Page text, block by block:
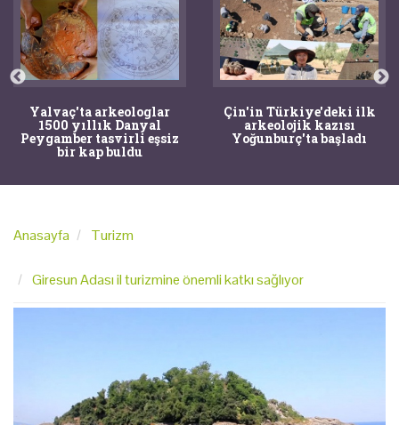
Yalvaç'ta arkeologlar
1500 yıllık Danyal
Peygamber tasvirli eşsiz
bir kap buldu
Çin'in Türkiye'deki ilk
arkeolojik kazısı
Yoğunburç'ta başladı
Anasayfa Turizm
Giresun Adası il turizmine önemli katkı sağlıyor